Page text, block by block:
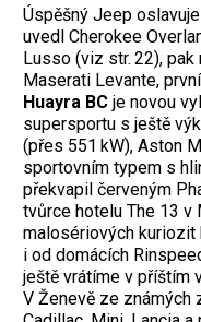
Úspěšný Jeep
uvedl Cherokee
Lusso (viz str. 22),
Maserati Levante,
Huayra BC je novou
supersportu s ještě
(přes 551 kW), Aston
sportovním typem s
překvapil červeným
tvůrce hotelu The 13 v
malosériových kuriozit
i od domácích
ještě vrátíme v příštím
V Ženevě ze známých